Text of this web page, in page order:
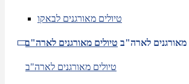
טיולים מאורגנים לבאקו
מאורגנים לארה"ב טיולים מאורגנים לארה"ב
טיולים מאורגנים לארה"ב